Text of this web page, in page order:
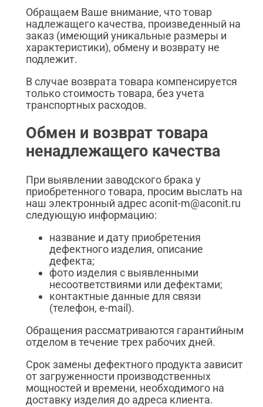
Обращаем Ваше внимание, что товар
надлежащего качества, произведенный на
заказ (имеющий уникальные размеры и
характеристики), обмену и возврату не
подлежит.
В случае возврата товара компенсируется
только стоимость товара, без учета
транспортных расходов.
Обмен и возврат товара
ненадлежащего качества
При выявлении заводского брака у
приобретенного товара, просим выслать на
наш электронный адрес aconit-m@aconit.ru
следующую информацию:
название и дату приобретения
дефектного изделия, описание
дефекта;
фото изделия с выявленными
несоответствиями или дефектами;
контактные данные для связи
(телефон, e-mail).
Обращения рассматриваются гарантийным
отделом в течение трех рабочих дней.
Срок замены дефектного продукта зависит
от загруженности производственных
мощностей и времени, необходимого на
доставку изделия до адреса клиента.